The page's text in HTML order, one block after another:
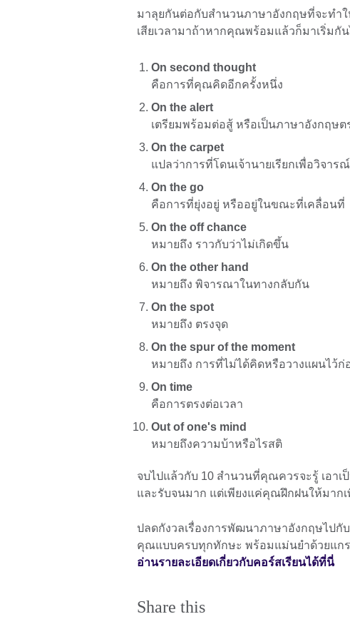
มาลุยกันต่อกับสำนวนภาษาอังกฤษที่จะทำ
เสียเวลามาถ้าหากคุณพร้อมแล้วก็มาเริ่มกัน
On second thought
คือการที่คุณคิดอีกครั้งหนึ่ง
On the alert
เตรียมพร้อมต่อสู้ หรือเป็นภาษาอังกฤษต
On the carpet
แปลว่าการที่โดนเจ้านายเรียกเพื่อวิจารณ์
On the go
คือการที่ยุ่งอยู่ หรืออยู่ในขณะที่เคลื่อนที่
On the off chance
หมายถึง ราวกับว่าไม่เกิดขึ้น
On the other hand
หมายถึง พิจารณาในทางกลับกัน
On the spot
หมายถึง ตรงจุด
On the spur of the moment
หมายถึง การที่ไม่ได้คิดหรือวางแผนไว้ก่
On time
คือการตรงต่อเวลา
Out of one's mind
หมายถึงความบ้าหรือไรสติ
จบไปแล้วกับ 10 สำนวนที่คุณควรจะรู้ เอา
และรับจนมาก แต่เพียงแค่คุณฝึกฝนให้มากเ
ปลดกังวลเรื่องการพัฒนาภาษาอังกฤษไปกั
คุณแบบครบทุกทักษะ พร้อมแม่นยำด้วยแก
อ่านรายละเอียดเกี่ยวกับคอร์สเรียนได้ที่นี่
Share this